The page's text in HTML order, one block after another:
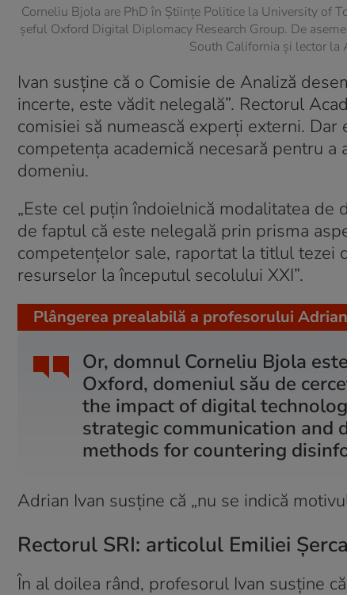
Corneliu Bjola are PhD în Științe Politice la University of
șeful Oxford Digital Diplomacy Research Group. De
South California și lector la
Ivan susține că o Comisie de Analiză
incerte, este vădit nelegală”. Rectorul
comisiei să numească experți externi.
competența academică necesară pentru
domeniu.
„Este cel puțin îndoielnică modalitatea
de faptul că este nelegală prin prisma
competențelor sale, raportat la titlul tezei
resurselor la începutul secolului XXI”.
Or, domnul Corneliu Bjola
Oxford, domeniul său de
the impact of digital
strategic communication and
methods for countering
Plângerea prealabilă a profesorului
Adrian Ivan susține că „nu se indică
Rectorul SRI: articolul Emiliei
În al doilea rând, profesorul Ivan susține